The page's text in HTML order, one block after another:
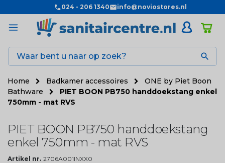
024 - 206 1340 info@noviostores.nl

Home Badkamer accessoires
ONE by Piet Boon
Bathware
PIET BOON PB750 handdoekstang enkel
750mm - mat RVS
PIET BOON PB750 handdoekstang
enkel 750mm - mat RVS
Artikel nr. 2706A001INXX0